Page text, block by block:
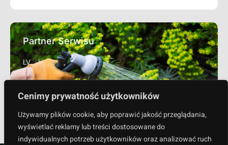
Cenimy prywatność użytkowników
Używamy plików cookie, aby poprawić jakość przeglądania,
wyświetlać reklamy lub treści dostosowane do
indywidualnych potrzeb użytkowników oraz analizować ruch
Partner Serwisu
LV
Sprawdź